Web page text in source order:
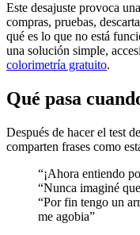
Este desajuste provoca una
compras, pruebas,
qué es lo que no está
una solución simple,
colorimetría gratuito.
Qué pasa
Después de hacer el test
comparten frases como
“¡Ahora entiendo
“Nunca imaginé
“Por fin tengo un
me agobia”